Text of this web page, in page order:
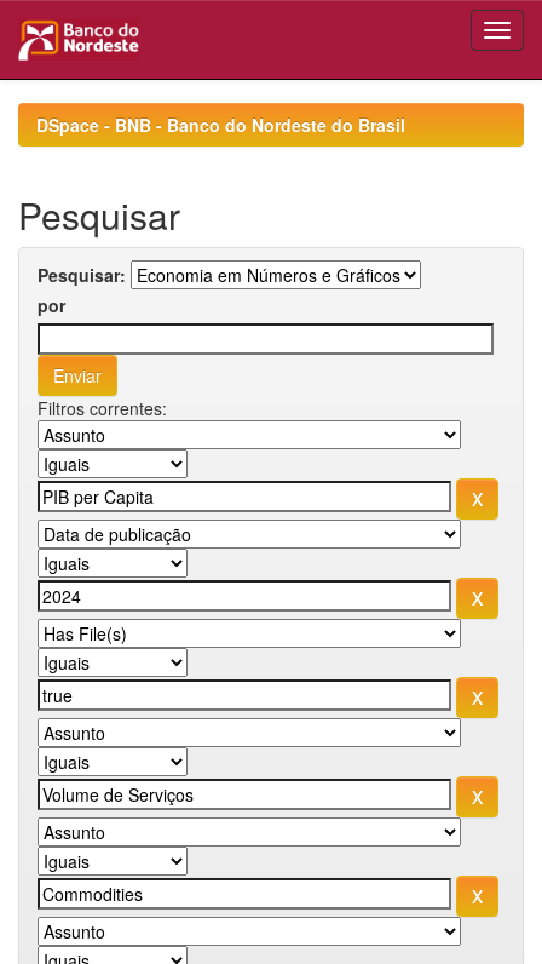
navigationDSpace - BNB - Banco do Nordeste do Brasil
Pesquisar
Pesquisar:
por
Filtros correntes: